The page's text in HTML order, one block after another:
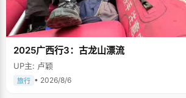
2025广西行3：古龙山漂流
UP主: 卢颖
旅行 • 2026/8/6